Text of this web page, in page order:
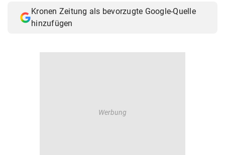
Kronen Zeitung als bevorzugte Google-Quelle
hinzufügen